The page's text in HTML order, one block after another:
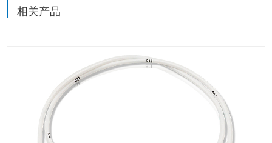
相关产品